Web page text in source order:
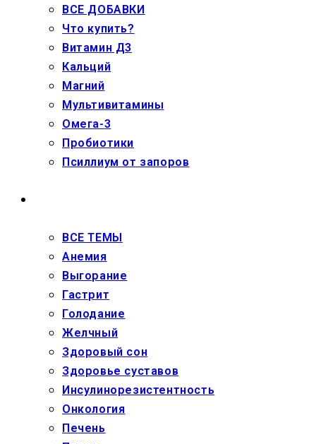
ВСЕ ДОБАВКИ
Что купить?
Витамин Д3
Кальций
Магний
Мультивитамины
Омега-3
Пробиотики
Псиллиум от запоров
ВСЕ ТЕМЫ
Анемия
Выгорание
Гастрит
Голодание
Желчный
Здоровый сон
Здоровье суставов
Инсулинорезистентность
Онкология
Печень